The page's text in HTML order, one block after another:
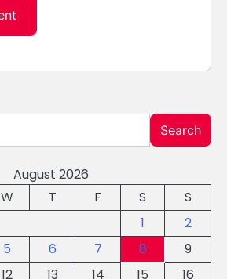
Search
August 2026
W T F S
S
1
2
5 6 7 8
9
12 13 14 15
16